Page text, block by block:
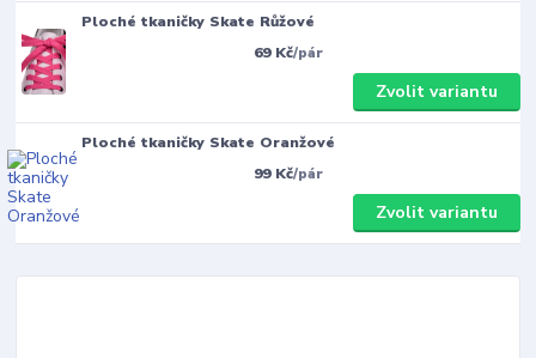
Ploché tkaničky Skate Růžové
69 Kč/pár
Zvolit variantu
Ploché tkaničky Skate Oranžové
99 Kč/pár
Zvolit variantu